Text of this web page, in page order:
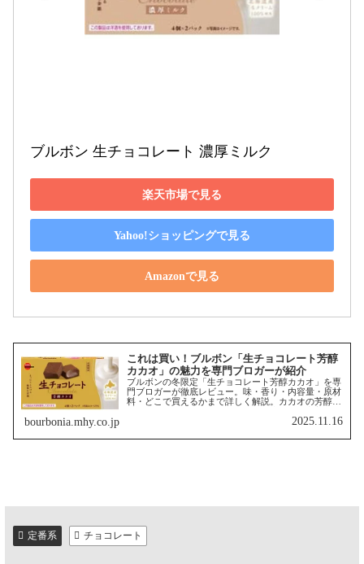
ブルボン 生チョコレート 濃厚ミルク
楽天市場で見る
Yahoo!ショッピングで見る
Amazonで見る
これは買い！ブルボン「生チョコレート芳醇
カカオ」の魅力を専門ブロガーが紹介
ブルボンの冬限定「生チョコレート芳醇カカオ」を専
門ブロガーが徹底レビュー。味・香り・内容量・原材
料・どこで買えるかまで詳しく解説。カカオの芳醇な
bourbonia.mhy.co.jp 2025.11.16
定番系 チョコレート